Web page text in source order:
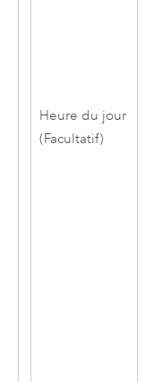
Heure du jour
(Facultatif)